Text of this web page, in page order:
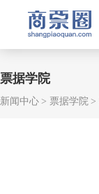
票据学院
新闻中心 票据学院